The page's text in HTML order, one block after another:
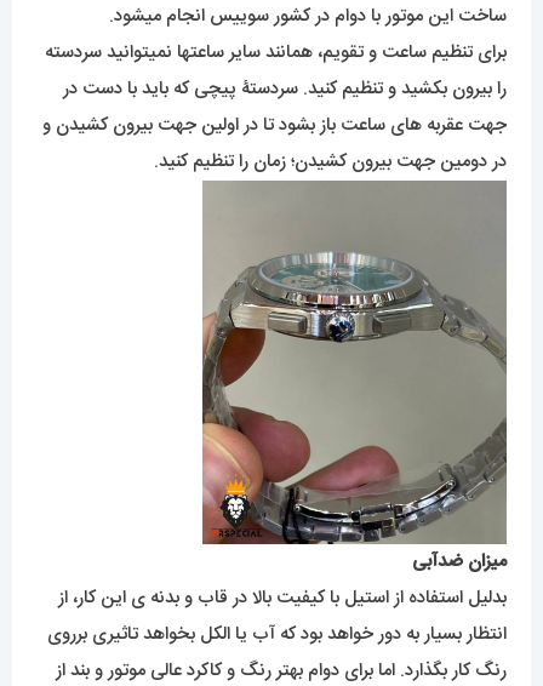
ساخت این موتور با دوام در کشور سوییس انجام میشود.
برای تنظیم ساعت و تقویم، همانند سایر ساعتها نمیتوانید سردسته
را بیرون بکشید و تنظیم کنید. سردستۀ پیچی که باید با دست در
جهت عقربه های ساعت باز بشود تا در اولین جهت بیرون کشیدن و
در دومین جهت بیرون کشیدن؛ زمان را تنظیم کنید.
میزان ضدآبی
بدلیل استفاده از استیل با کیفیت بالا در قاب و بدنه ی این کار، از
انتظار بسیار به دور خواهد بود که آب یا الکل بخواهد تاثیری برروی
رنگ کار بگذارد. اما برای دوام بهتر رنگ و کاکرد عالی موتور و بند از